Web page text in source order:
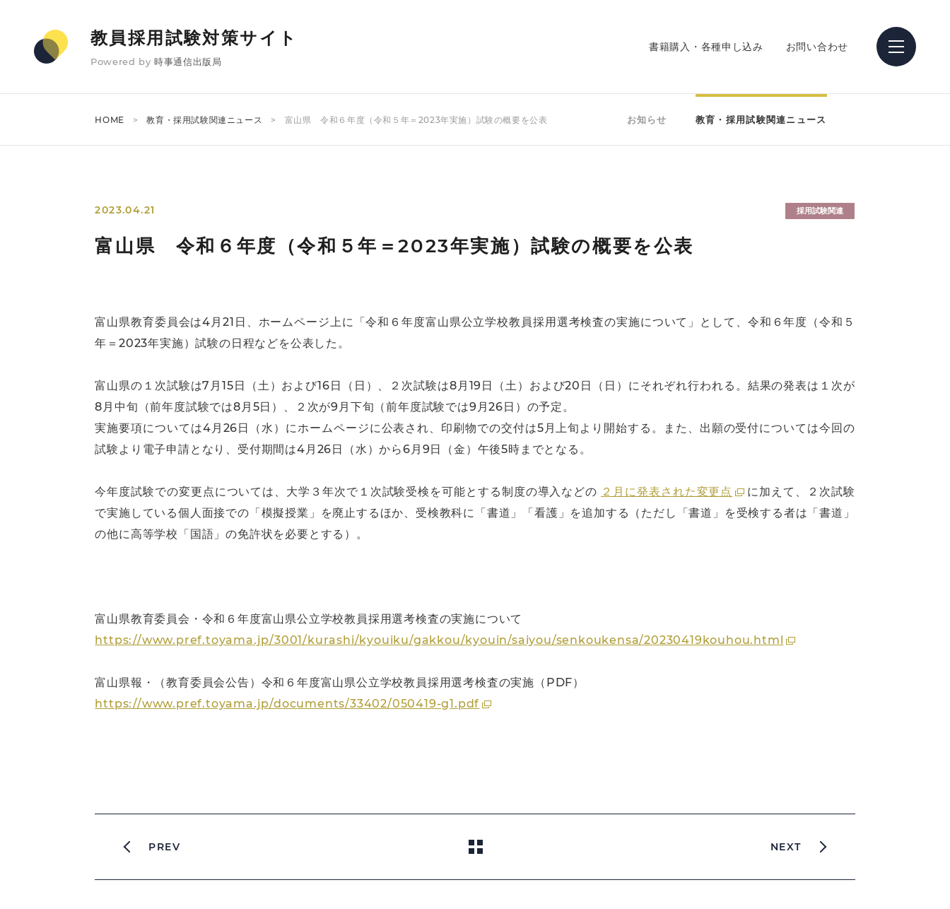
教員採用試験対策サイト
Powered by 時事通信出版局
書籍購入・各種申し込み お問い合わせ
HOME 教育・採用試験関連ニュース 富山県 令和６年度（令和５年＝2023年実施）試験の概要を公表 お知らせ 教育・採用試験関連ニュース
2023.04.21 採用試験関連
富山県 令和６年度（令和５年＝2023年実施）試験の概要を公表
富山県教育委員会は4月21日、ホームページ上に「令和６年度富山県公立学校教員採用選考検査の実施について」として、令和６年度（令和５
年＝2023年実施）試験の日程などを公表した。
富山県の１次試験は7月15日（土）および16日（日）、２次試験は8月19日（土）および20日（日）にそれぞれ行われる。結果の発表は１次が
8月中旬（前年度試験では8月5日）、２次が9月下旬（前年度試験では9月26日）の予定。
実施要項については4月26日（水）にホームページに公表され、印刷物での交付は5月上旬より開始する。また、出願の受付については今回の
試験より電子申請となり、受付期間は4月26日（水）から6月9日（金）午後5時までとなる。
今年度試験での変更点については、大学３年次で１次試験受検を可能とする制度の導入などの ２月に発表された変更点
に加えて、２次試験
で実施している個人面接での「模擬授業」を廃止するほか、受検教科に「書道」「看護」を追加する（ただし「書道」を受検する者は「書道」
の他に高等学校「国語」の免許状を必要とする）。
富山県教育委員会・令和６年度富山県公立学校教員採用選考検査の実施について
https://www.pref.toyama.jp/3001/kurashi/kyouiku/gakkou/kyouin/saiyou/senkoukensa/20230419kouhou.html
富山県報・（教育委員会公告）令和６年度富山県公立学校教員採用選考検査の実施（PDF）
https://www.pref.toyama.jp/documents/33402/050419-g1.pdf
PREV NEXT